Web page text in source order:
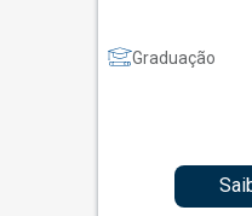
Graduação